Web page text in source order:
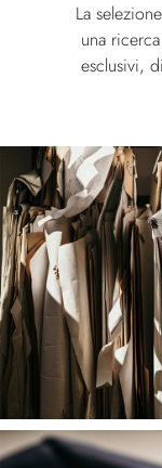
La
una
esclusivi,